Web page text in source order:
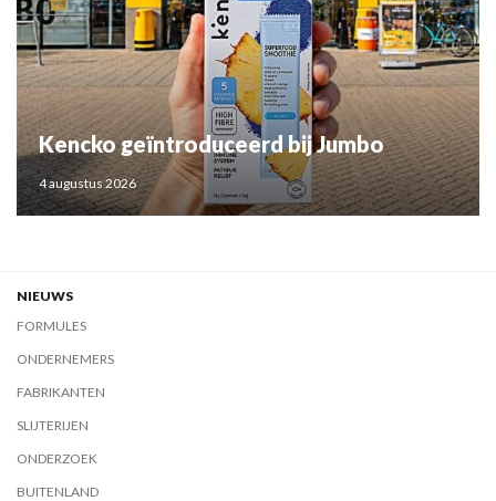
Kencko geïntroduceerd bij Jumbo
4 augustus 2026
NIEUWS
FORMULES
ONDERNEMERS
FABRIKANTEN
SLIJTERIJEN
ONDERZOEK
BUITENLAND